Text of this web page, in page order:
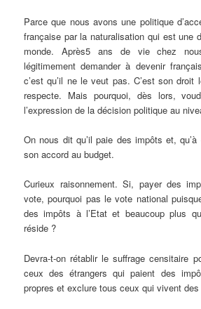
Parce que nous avons une politique
française par la naturalisation qui est une
monde. Après5 ans de vie chez
légitimement demander à devenir
c’est qu’il ne le veut pas. C’est son
respecte. Mais pourquoi, dès lors,
l’expression de la décision politique au
On nous dit qu’il paie des impôts et,
son accord au budget.
Curieux raisonnement. Si, payer des
vote, pourquoi pas le vote national
des impôts à l’Etat et beaucoup plus
réside ?
Devra-t-on rétablir le suffrage censitaire
ceux des étrangers qui paient des
propres et exclure tous ceux qui vivent